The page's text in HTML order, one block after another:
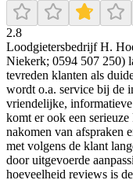
2.8
Loodgietersbedrijf H.
Niekerk; 0594 507 250)
tevreden klanten als
wordt o.a. service bij de
vriendelijke,
komt er ook een
nakomen van afspraken
met volgens de klant
door uitgevoerde
hoeveelheid reviews is